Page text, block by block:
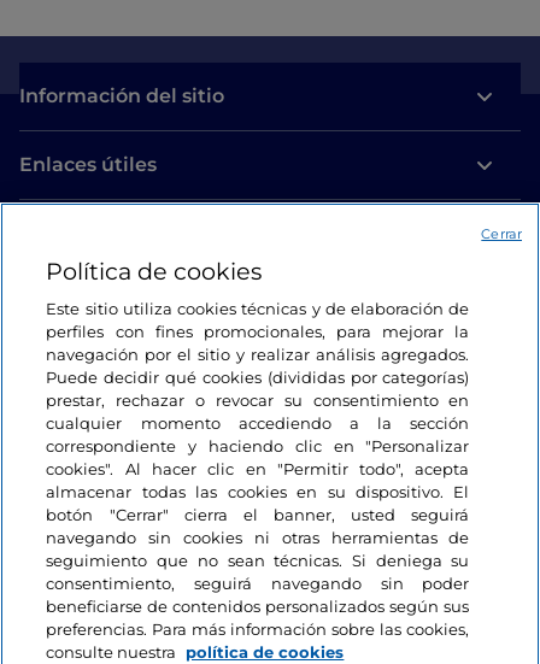
Información del sitio
Enlaces útiles
Estamos en contacto
Política de cookies
Este sitio utiliza cookies técnicas y de elaboración de
perfiles con fines promocionales, para mejorar la
navegación por el sitio y realizar análisis agregados.
Puede decidir qué cookies (divididas por categorías)
prestar, rechazar o revocar su consentimiento en
cualquier momento accediendo a la sección
correspondiente y haciendo clic en "Personalizar
cookies". Al hacer clic en "Permitir todo", acepta
almacenar todas las cookies en su dispositivo. El
botón "Cerrar" cierra el banner, usted seguirá
navegando sin cookies ni otras herramientas de
seguimiento que no sean técnicas. Si deniega su
consentimiento, seguirá navegando sin poder
beneficiarse de contenidos personalizados según sus
preferencias. Para más información sobre las cookies,
consulte nuestra
política de cookies
Cerrar